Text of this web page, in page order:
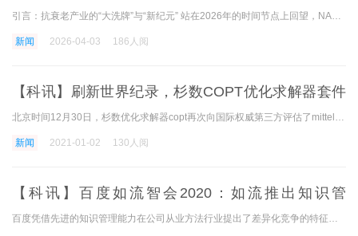
长到科技平权，谁在主导下一个
引言：抗衰老产业的“大洗牌”与“新纪元” 站在2026年的时间节点上回望，NAD+（烟酰胺腺嘌呤二核苷酸）抗衰老产业经历了一场堪称壮阔的蜕变。仅仅在几年前，当NMN（β-烟酰胺单核
新闻 2026-04-03 186人阅
【科讯】刷新世界纪录，杉数COPT优化求解器套件
继续全面提升
北京时间12月30日，杉数优化求解器copt再次向国际权威第三方评估了mittelmann平台的线性规划单纯形法排名，继续了该算法模块在世界上的第一位。 优化求解器copt算法的性能比9月份的性
新闻 2021-01-02 130人阅
【科讯】百度如流智会2020：如流推出知识管
理“用、聊、搜、荐”四大场景
百度凭借先进的知识管理能力在公司从业方法行业提出了差异化竞争的特征。 12月23日，百度如流智会宣布如流全面升级为新一代智能商务平台，全面提高ai智能商务平台标准，用、话、